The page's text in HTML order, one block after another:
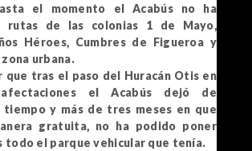
el momento el Acabús no ha
rutas de las colonias 1 de Mayo,
Héroes, Cumbres de Figueroa y
urbana.
que tras el paso del Huracán Otis en
el Acabús dejó de
tiempo y más de tres meses en que
gratuita, no ha podido poner
todo el parque vehicular que tenía.